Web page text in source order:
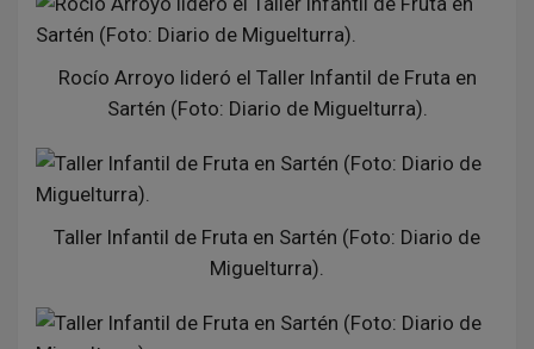
Rocío Arroyo lideró el Taller Infantil de Fruta en
Sartén (Foto: Diario de Miguelturra).
Taller Infantil de Fruta en Sartén (Foto: Diario de
Miguelturra).